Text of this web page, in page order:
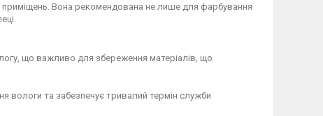
приміщень. Вона рекомендована не лише для фарбування
що важливо для збереження матеріалів, що
вологи та забезпечує тривалий термін служби